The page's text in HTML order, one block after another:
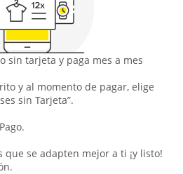
sin tarjeta y paga mes a mes
y al momento de pagar, elige
sin Tarjeta”.
que se adapten mejor a ti ¡y listo!